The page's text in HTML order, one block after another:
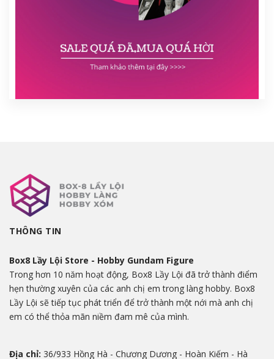
THÔNG TIN
Box8 Lầy Lội Store - Hobby Gundam Figure
Trong hơn 10 năm hoạt động, Box8 Lầy Lội đã trở thành điểm
hẹn thường xuyên của các anh chị em trong làng hobby. Box8
Lầy Lội sẽ tiếp tục phát triển để trở thành một nới mà anh chị
em có thể thỏa mãn niềm đam mê của mình.
Địa chỉ: 36/933 Hồng Hà - Chương Dương - Hoàn Kiếm - Hà